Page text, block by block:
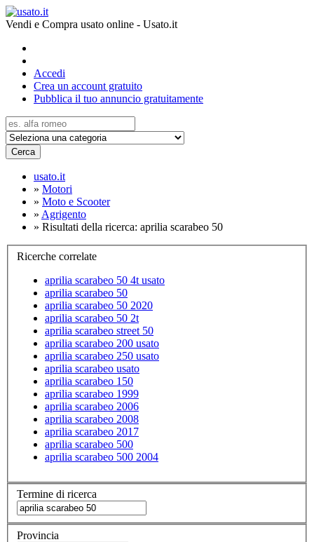
Vendi e Compra usato online - Usato.it
Accedi
Crea un account gratuito
Pubblica il tuo annuncio gratuitamente
Cerca
usato.it
» Motori
» Moto e Scooter
» Agrigento
» Risultati della ricerca: aprilia scarabeo 50
Ricerche correlate
aprilia scarabeo 50 4t usato
aprilia scarabeo 50
aprilia scarabeo 50 2020
aprilia scarabeo 50 2t
aprilia scarabeo street 50
aprilia scarabeo 200 usato
aprilia scarabeo 250 usato
aprilia scarabeo usato
aprilia scarabeo 150
aprilia scarabeo 1999
aprilia scarabeo 2006
aprilia scarabeo 2008
aprilia scarabeo 2017
aprilia scarabeo 500
aprilia scarabeo 500 2004
Termine di ricerca
Provincia